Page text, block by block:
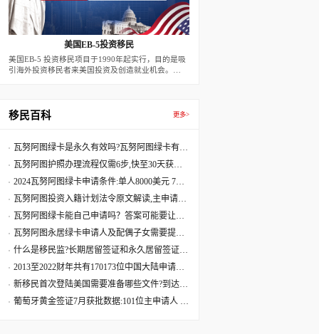
美国EB-5投资移民
美国EB-5 投资移民项目于1990年起实行，目的是吸
引海外投资移民者来美国投资及创造就业机会。
工人就业机会，即可获发二年期的有条件移民签证。
二年届满前90天，若移民投资者的投资行为满足10
移除，而成为永久居民。
移民百科 更多>
瓦努阿图绿卡是永久有效吗?瓦努阿图绿卡有效
期是多久?
瓦努阿图护照办理流程仅需6步,快至30天获批
60天收到原件
2024瓦努阿图绿卡申请条件:单人8000美元 7天
获批三周拿卡
瓦努阿图投资入籍计划法令原文解读,主申请人
捐献8万美元起
瓦努阿图绿卡能自己申请吗？答案可能要让您
失望了
瓦努阿图永居绿卡申请人及配偶子女需要提供
资料最全清单
什么是移民监?长期居留签证和永久居留签证有
什么区别?
2013至2022财年共有170173位中国大陆申请人
移民美国
新移民首次登陆美国需要准备哪些文件?到达美
国机场流程
葡萄牙黄金签证7月获批数据:101位主申请人 美